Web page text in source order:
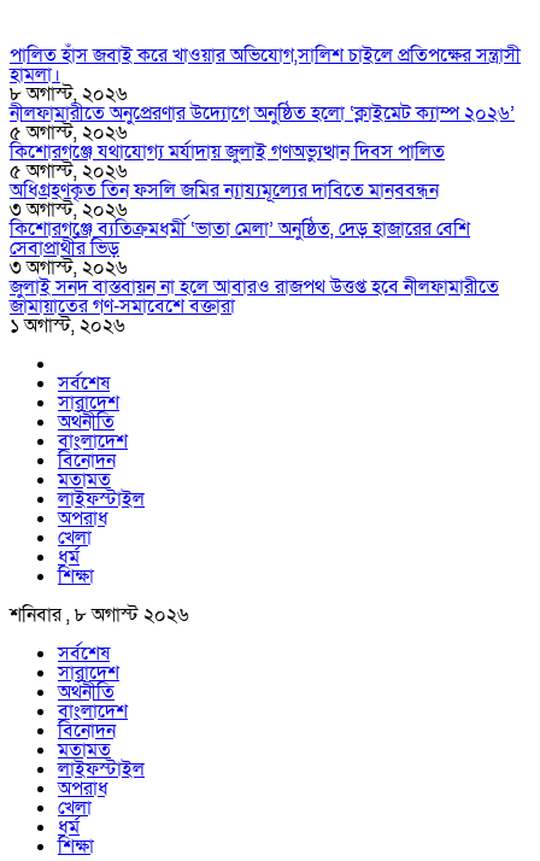
পালিত হাঁস জবাই করে খাওয়ার অভিযোগ,সালিশ চাইলে প্রতিপক্ষের সন্ত্রাসী
হামলা।
৮ অগাস্ট, ২০২৬
নীলফামারীতে অনুপ্রেরণার উদ্যোগে অনুষ্ঠিত হলো ‘ক্লাইমেট ক্যাম্প ২০২৬’
৫ অগাস্ট, ২০২৬
কিশোরগঞ্জে যথাযোগ্য মর্যাদায় জুলাই গণঅভ্যুত্থান দিবস পালিত
৫ অগাস্ট, ২০২৬
অধিগ্রহণকৃত তিন ফসলি জমির ন্যায্যমূল্যের দাবিতে মানববন্ধন
৩ অগাস্ট, ২০২৬
কিশোরগঞ্জে ব্যতিক্রমধর্মী ‘ভাতা মেলা’ অনুষ্ঠিত, দেড় হাজারের বেশি
সেবাপ্রার্থীর ভিড়
৩ অগাস্ট, ২০২৬
জুলাই সনদ বাস্তবায়ন না হলে আবারও রাজপথ উত্তপ্ত হবে নীলফামারীতে
জামায়াতের গণ-সমাবেশে বক্তারা
১ অগাস্ট, ২০২৬
সর্বশেষ
সারাদেশ
অর্থনীতি
বাংলাদেশ
বিনোদন
মতামত
লাইফস্টাইল
অপরাধ
খেলা
ধর্ম
শিক্ষা
শনিবার , ৮ অগাস্ট ২০২৬
সর্বশেষ
সারাদেশ
অর্থনীতি
বাংলাদেশ
বিনোদন
মতামত
লাইফস্টাইল
অপরাধ
খেলা
ধর্ম
শিক্ষা